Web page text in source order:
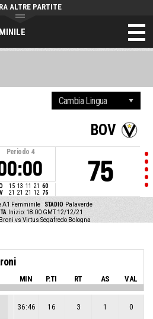
ALTRE PARTITE
Periodo 4
15 13 11 21 60
21 21 21 12 75
BOV
75
A1 Femminile STADIO Palaverde
Inizio: 18:00 GMT 12/12/21
vs Virtus Segafredo Bologna
MIN P.TI RT AS VAL
36:46 16 3 1 0